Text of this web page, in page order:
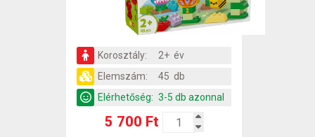
Korosztály:
2+ év
Elemszám:
45 db
Elérhetőség: 3-5 db azonnal
5 700 Ft